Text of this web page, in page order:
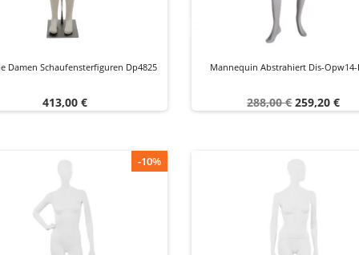
Damen Schaufensterfiguren Dp4825
Preis
413,00 €
Mannequin Abstrahiert Dis-Opw14-
Verkaufspreis
288,00 €Preis
259,20 €
-10%